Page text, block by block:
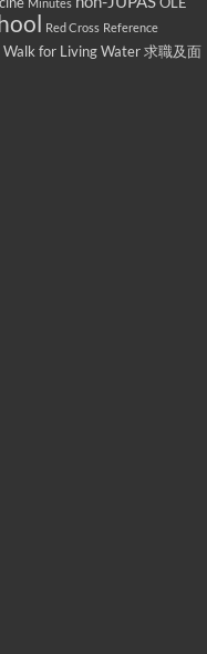
Red Cross Reference
Walk for Living Water求職及面